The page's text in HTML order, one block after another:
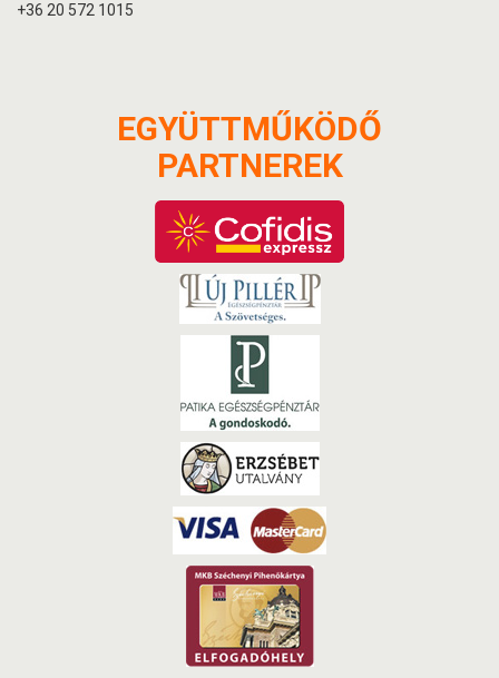
+36 20 572 1015
EGYÜTTMŰKÖDŐ
PARTNEREK